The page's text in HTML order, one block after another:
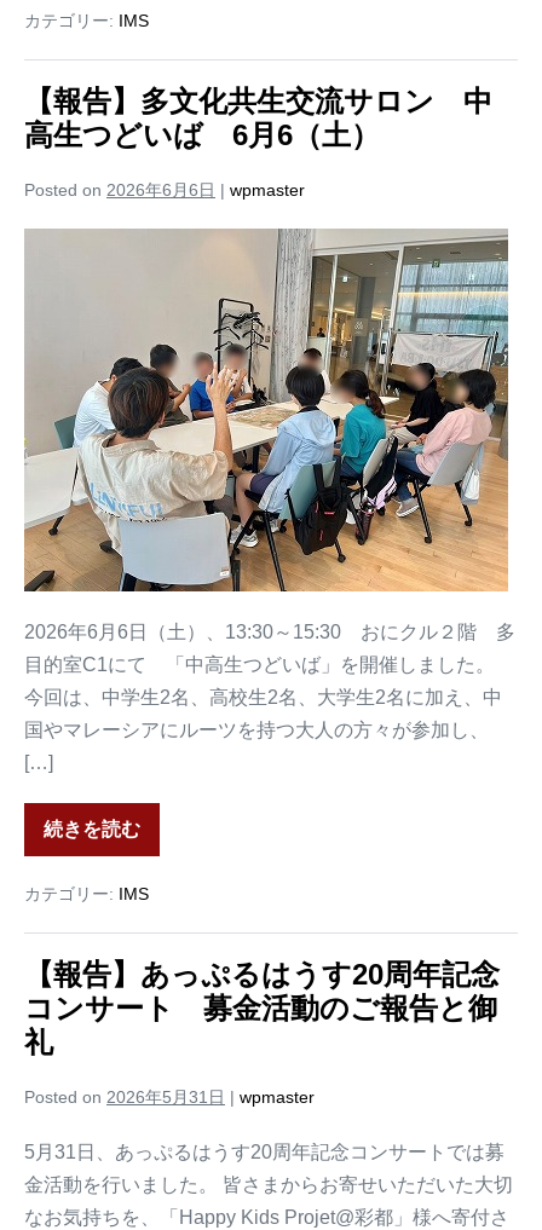
カテゴリー: IMS
【報告】多文化共生交流サロン 中
高生つどいば 6月6（土）
Posted on 2026年6月6日 | wpmaster
2026年6月6日（土）、13:30～15:30 おにクル２階 多
目的室C1にて 「中高生つどいば」を開催しました。
今回は、中学生2名、高校生2名、大学生2名に加え、中
国やマレーシアにルーツを持つ大人の方々が参加し、
[…]
続きを読む
カテゴリー: IMS
【報告】あっぷるはうす20周年記念
コンサート 募金活動のご報告と御
礼
Posted on 2026年5月31日 | wpmaster
5月31日、あっぷるはうす20周年記念コンサートでは募
金活動を行いました。 皆さまからお寄せいただいた大切
なお気持ちを、「Happy Kids Projet@彩都」様へ寄付さ